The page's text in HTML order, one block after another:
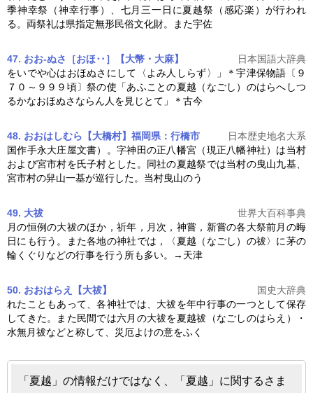
季神幸祭（神幸行事）、七月三一日に夏越祭（感応楽）が行われ
る。両祭礼は県指定無形民俗文化財。また宇佐
47. おお‐ぬさ［おほ‥］【大幣・大麻】
日本国語大辞典
をいでや心はおほぬさにして〈よみ人しらず〉」＊宇津保物語〔９
７０～９９９頃〕祭の使「あふことの夏越 （なごし）のはらへしつ
るかなおほぬさならん人を見じとて」＊古今
48. おおはしむら【大橋村】福岡県：行橋市
日本歴史地名大系
国作手永大庄屋文書）。字神田の正八幡宮（現正八幡神社）は当村
および宮市村を氏子村とした。同社の夏越祭では当村の曳山九基、
宮市村の舁山一基が巡行した。当村曳山のう
49. 大祓
世界大百科事典
月の恒例の大祓のほか，祈年，月次，神嘗，新嘗の各大祭前月の晦
日にも行う。また各地の神社では，〈 夏越 （なごし）の祓〉に茅の
輪くぐりなどの行事を行う所も多い。→天津
50. おおはらえ【大祓】
国史大辞典
れたこともあって、各神社では、大祓を年中行事の一つとして保存
してきた。また民間では六月の大祓を夏越祓（なごしのはらえ）・
水無月祓などと称して、災厄よけの意をふく
「夏越」の情報だけではなく、「夏越」に関するさま